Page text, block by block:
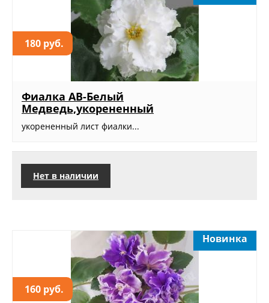
180 руб.
Фиалка АВ-Белый
Медведь,укорененный
укорененный лист фиалки...
Нет в наличии
160 руб.
Новинка